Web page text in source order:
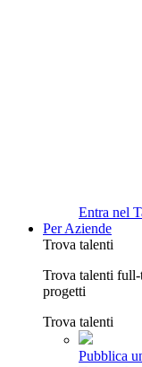
Entra nel
Per Aziende
Trova talenti
Trova talenti full-
progetti
Trova talenti
Pubblica